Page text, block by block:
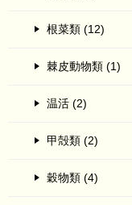
根菜類 (12)
棘皮動物類 (1)
温活 (2)
甲殻類 (2)
穀物類 (4)